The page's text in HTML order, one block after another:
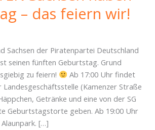
– das feiern wir!
Sachsen der Piratenpartei Deutschland
seinen fünften Geburtstag. Grund
zu feiern!
Ab 17:00 Uhr findet
Landesgeschäftsstelle (Kamenzer Straße
Getränke und eine von der SG
Geburtstagstorte geben. Ab 19:00 Uhr
[…]